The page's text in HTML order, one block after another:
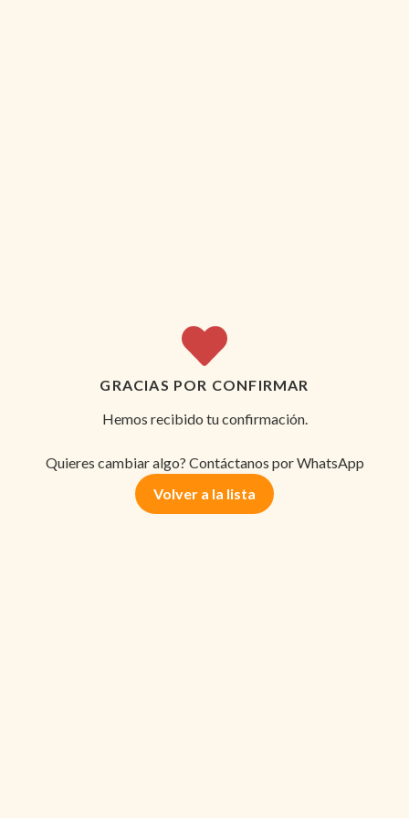
GRACIAS POR CONFIRMAR
Hemos recibido tu confirmación.
Quieres cambiar algo? Contáctanos por WhatsApp
Volver a la lista